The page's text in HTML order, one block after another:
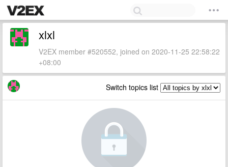
xlxl
V2EX member #520552, joined on 2020-11-25 22:58:22
+08:00
Switch topics list